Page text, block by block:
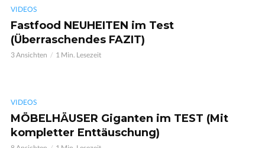
VIDEOS
Fastfood NEUHEITEN im Test
(Überraschendes FAZIT)
3 Ansichten 1 Min. Lesezeit
VIDEOS
MÖBELHÄUSER Giganten im TEST (Mit
kompletter Enttäuschung)